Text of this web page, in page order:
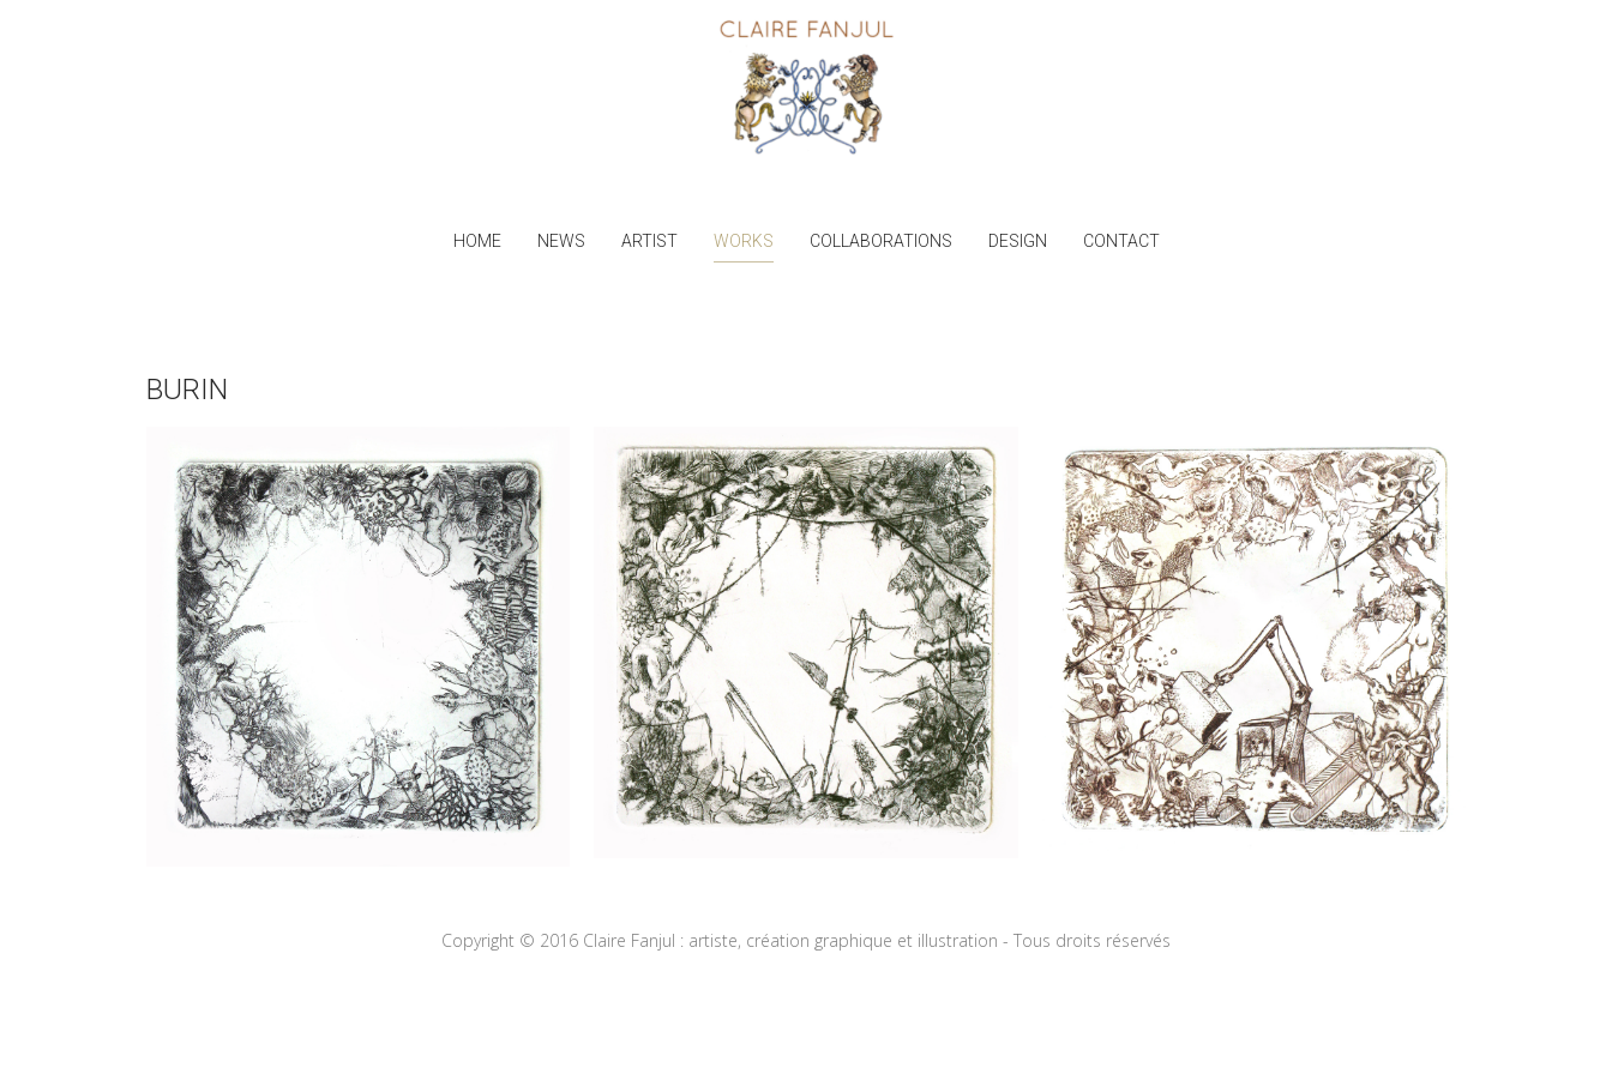
HOME NEWS ARTIST WORKS COLLABORATIONS DESIGN CONTACT
BURIN
Copyright © 2016 Claire Fanjul : artiste, création graphique et illustration - Tous droits réservés